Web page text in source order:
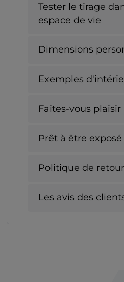
Tester le tirage
espace de vie
Dimensions
Exemples
Faites-vous plaisir
Prêt à être exposé
Politique de retour
Les avis des